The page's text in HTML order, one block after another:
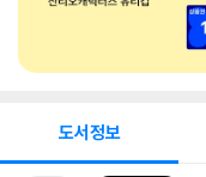
도서정보